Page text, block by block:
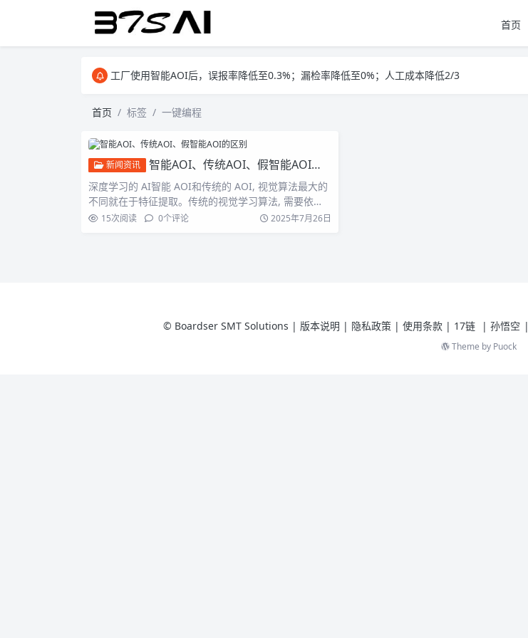
首页
工厂使用智能AOI后，误报率降低至0.3%；漏检率降低至0%；人工成本降低2/3
智能AOI,通过AI算法，实现智能编程，大大提高AOI工位效率
首页 标签 一键编程
新闻资讯 智能AOI、传统AOI、假智能AOI的区别
深度学习的 AI智能 AOI和传统的 AOI, 视觉算法最大的
不同就在于特征提取。传统的视觉学习算法, 需要依…
15次阅读 0个评论 2025年7月26日
© Boardser SMT Solutions | 版本说明 | 隐私政策 | 使用条款 | 17链 | 孙悟空 |
Theme by Puock